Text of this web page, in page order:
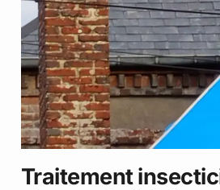
Traitement